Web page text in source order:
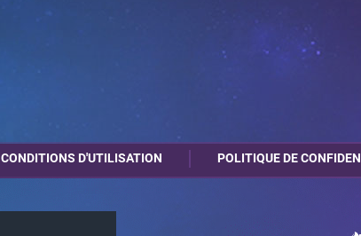
CONDITIONS D'UTILISATION POLITIQUE DE